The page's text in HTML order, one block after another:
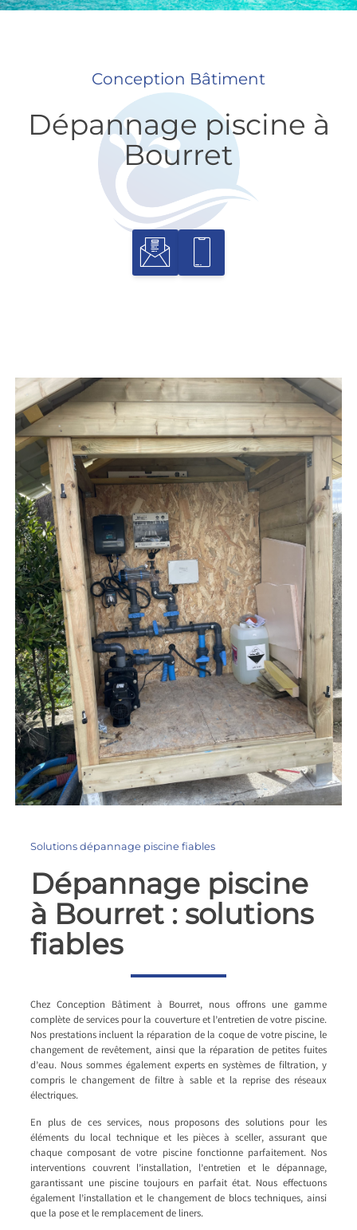
Conception Bâtiment
Dépannage piscine à
Bourret
Solutions dépannage piscine fiables
Dépannage piscine
à Bourret : solutions
fiables
Chez Conception Bâtiment à Bourret, nous offrons une gamme
complète de services pour la couverture et l’entretien de votre piscine.
Nos prestations incluent la réparation de la coque de votre piscine, le
changement de revêtement, ainsi que la réparation de petites fuites
d’eau. Nous sommes également experts en systèmes de filtration, y
compris le changement de filtre à sable et la reprise des réseaux
électriques.
En plus de ces services, nous proposons des solutions pour les
éléments du local technique et les pièces à sceller, assurant que
chaque composant de votre piscine fonctionne parfaitement. Nos
interventions couvrent l’installation, l’entretien et le dépannage,
garantissant une piscine toujours en parfait état. Nous effectuons
également l’installation et le changement de blocs techniques, ainsi
que la pose et le remplacement de liners.